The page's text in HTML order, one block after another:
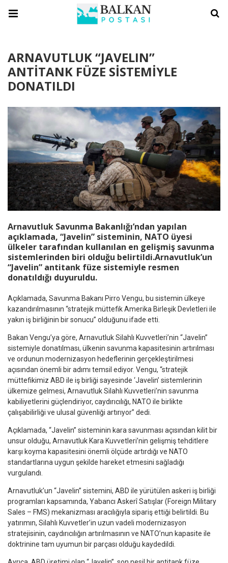
ARNAVUTLUK “JAVELIN”
ANTİTANK FÜZE SİSTEMİYLE
DONATILDI
Arnavutluk Savunma Bakanlığı’ndan yapılan
açıklamada, “Javelin” sisteminin, NATO üyesi
ülkeler tarafından kullanılan en gelişmiş savunma
sistemlerinden biri olduğu belirtildi.Arnavutluk’un
“Javelin” antitank füze sistemiyle resmen
donatıldığı duyuruldu.
Açıklamada, Savunma Bakanı Pirro Vengu, bu sistemin ülkeye
kazandırılmasının “stratejik müttefik Amerika Birleşik Devletleri ile
yakın iş birliğinin bir sonucu” olduğunu ifade etti.
Bakan Vengu’ya göre, Arnavutluk Silahlı Kuvvetleri’nin “Javelin”
sistemiyle donatılması, ülkenin savunma kapasitesinin artırılması
ve ordunun modernizasyon hedeflerinin gerçekleştirilmesi
açısından önemli bir adımı temsil ediyor. Vengu, “stratejik
müttefikimiz ABD ile iş birliği sayesinde ‘Javelin’ sistemlerinin
ülkemize gelmesi, Arnavutluk Silahlı Kuvvetleri’nin savunma
kabiliyetlerini güçlendiriyor, caydırıcılığı, NATO ile birlikte
çalışabilirliği ve ulusal güvenliği artırıyor” dedi.
Açıklamada, “Javelin” sisteminin kara savunması açısından kilit bir
unsur olduğu, Arnavutluk Kara Kuvvetleri’nin gelişmiş tehditlere
karşı koyma kapasitesini önemli ölçüde artırdığı ve NATO
standartlarına uygun şekilde hareket etmesini sağladığı
vurgulandı.
Arnavutluk’un “Javelin” sistemini, ABD ile yürütülen askeri iş birliği
programları kapsamında, Yabancı Askerî Satışlar (Foreign Military
Sales – FMS) mekanizması aracılığıyla sipariş ettiği belirtildi. Bu
yatırımın, Silahlı Kuvvetler’in uzun vadeli modernizasyon
stratejisinin, caydırıcılığın artırılmasının ve NATO’nun kapasite ile
doktrinine tam uyumun bir parçası olduğu kaydedildi.